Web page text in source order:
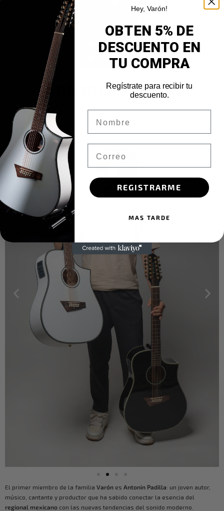
Antonin Padilla
El primer miembro de la familia Varón es Antonin Padilla: un joven autor,
músico, cantante y productor que ha sabido conectar la esencia del
regional mexicano con las nuevas tendencias del sonido moderno.
Hey, Varón!
OBTEN 5% DE
DESCUENTO EN
TU COMPRA
Regístrate para recibir tu
descuento.
REGISTRARME
MAS TARDE